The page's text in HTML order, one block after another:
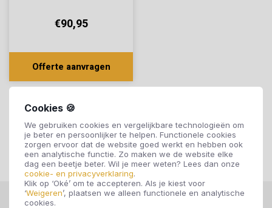
Cookies 🍪
We gebruiken cookies en vergelijkbare technologieën om
je beter en persoonlijker te helpen. Functionele cookies
zorgen ervoor dat de website goed werkt en hebben ook
een analytische functie. Zo maken we de website elke
dag een beetje beter. Wil je meer weten? Lees dan onze
cookie- en privacyverklaring.
Klik op ‘Oké’ om te accepteren. Als je kiest voor
‘Weigeren’, plaatsen we alleen functionele en analytische
cookies.
€90,95
Offerte aanvragen